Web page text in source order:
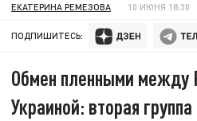
ЕКАТЕРИНА РЕМЕЗОВА 10 ИЮНЯ 18:30
ПОДПИШИТЕСЬ:
Обмен пленными между
Украиной: вторая